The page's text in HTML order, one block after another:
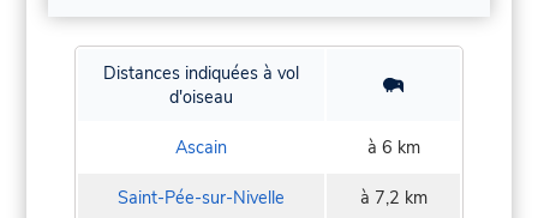
Distances indiquées à vol
d'oiseau
Ascain à 6 km
Saint-Pée-sur-Nivelle à 7,2 km